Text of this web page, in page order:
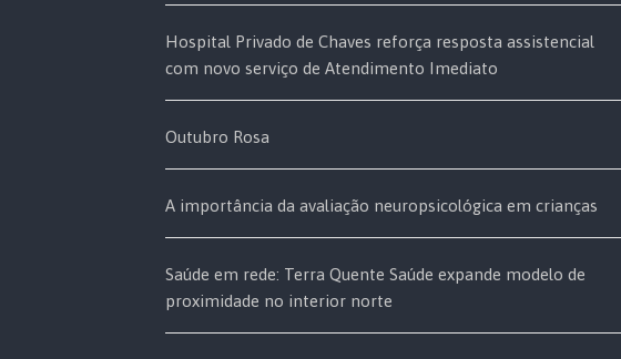
Hospital Privado de Chaves reforça resposta assistencial
com novo serviço de Atendimento Imediato
Outubro Rosa
A importância da avaliação neuropsicológica em crianças
Saúde em rede: Terra Quente Saúde expande modelo de
proximidade no interior norte